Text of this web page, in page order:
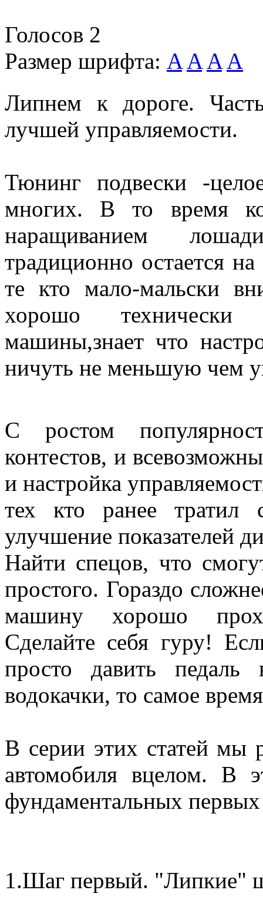
Голосов 2
Размер шрифта: A A A A
Липнем к дороге.
лучшей управляемости.
Тюнинг подвески -
многих. В то время
наращиванием
традиционно остается
те кто мало-мальски
хорошо технически
машины,знает что
ничуть не меньшую чем
С ростом
контестов, и
и настройка
тех кто ранее тратил
улучшение показателей
Найти спецов, что
простого. Гораздо
машину хорошо
Сделайте себя гуру!
просто давить
водокачки, то самое
В серии этих статей мы
автомобиля вцелом. В
фундаментальных
1.Шаг первый. "Липкие"